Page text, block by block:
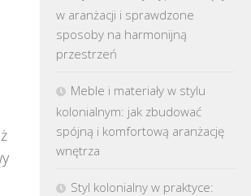
w aranżacji i sprawdzone
sposoby na harmonijną
przestrzeń
Meble i materiały w stylu
kolonialnym: jak zbudować
spójną i komfortową aranżację
wnętrza
Styl kolonialny w praktyce: